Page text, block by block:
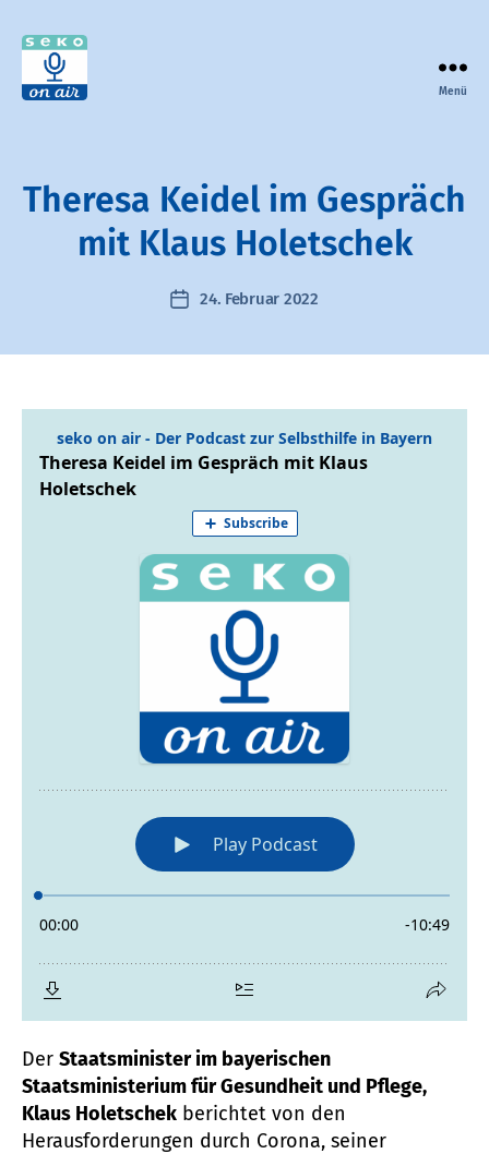
-
der
Podcast
Menü
Theresa Keidel im Gespräch
mit Klaus Holetschek
Veröffentlichungsdatum
24. Februar 2022
Der Staatsminister im bayerischen
Staatsministerium für Gesundheit und Pflege,
Klaus Holetschek berichtet von den
Herausforderungen durch Corona, seiner